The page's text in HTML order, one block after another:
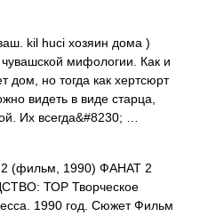
kil huci хозяин дома )
мифологии. Как и
дом, но тогда как хертсюрт
видеть в виде старца,
Их всегда&#8230; …
(фильм, 1990) ФАНАТ 2
ТОР Творческое
1990 год. Сюжет Фильм